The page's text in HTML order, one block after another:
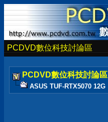
PCDVD數位科技討論區
PCDVD數位科技討論區
ASUS TUF-RTX5070 12G